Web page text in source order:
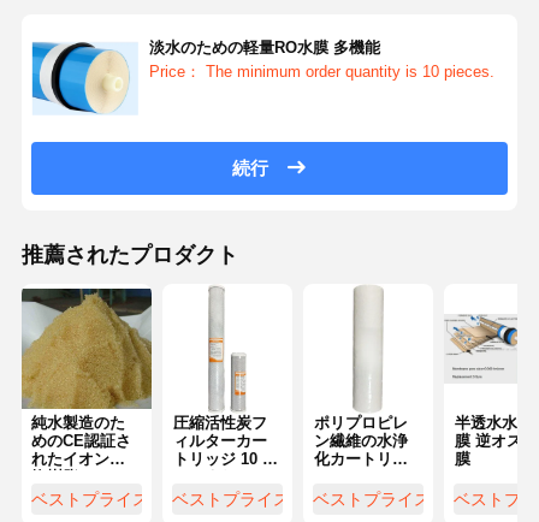
淡水のための軽量RO水膜 多機能
Price： The minimum order quantity is 10 pieces.
続行
推薦されたプロダクト
純水製造のた
めのCE認証さ
れたイオン交
ベストプライス
圧縮活性炭フ
ィルターカー
トリッジ 10 イ
インチ
ベストプライス
ポリプロピレ
ン繊維の水浄
化カートリッ
ベストプライス
半透水水処
膜 逆オス
膜
ベストプ